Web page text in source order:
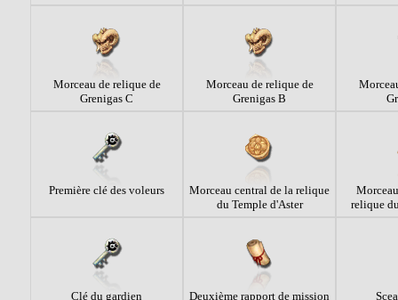
Morceau de relique de
Grenigas C
Morceau de relique de
Grenigas B
Première clé des voleurs
Morceau central de la relique
du Temple d'Aster
relique
Clé du gardien Deuxième rapport de mission